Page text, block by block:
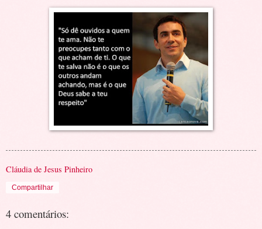
Cláudia de Jesus Pinheiro
Compartilhar
4 comentários: